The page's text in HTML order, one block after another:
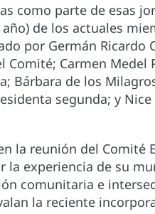
como parte de esas
de los actuales
por Germán Ricardo
Comité; Carmen
Bárbara de los
segunda; y
la reunión del Comité
experiencia de su
comunitaria e
la reciente